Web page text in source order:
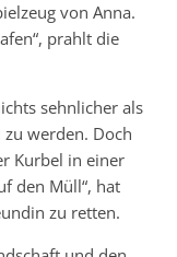
von Anna.
prahlt die
sehnlicher als
werden. Doch
Kurbel in einer
den Müll“, hat
zu retten.